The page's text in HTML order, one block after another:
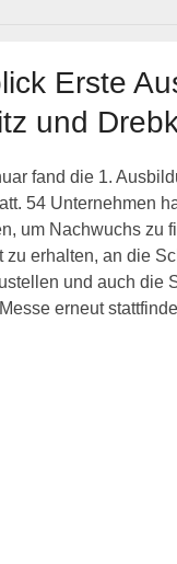
Erste
und
fand die 1.
54 Unternehmen
um Nachwuchs zu
zu erhalten, an die
und auch die
erneut